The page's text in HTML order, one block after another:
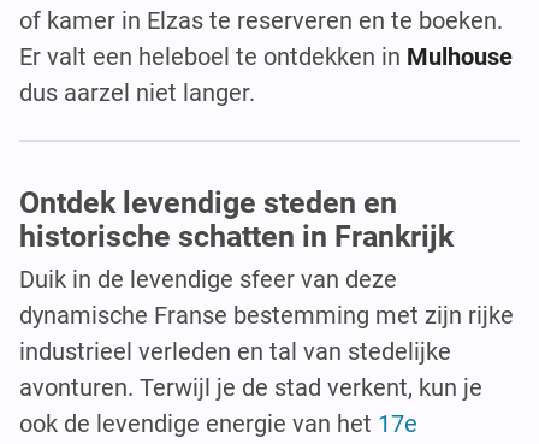
of kamer in Elzas te reserveren en te boeken.
Er valt een heleboel te ontdekken in Mulhouse
dus aarzel niet langer.
Ontdek levendige steden en
historische schatten in Frankrijk
Duik in de levendige sfeer van deze
dynamische Franse bestemming met zijn rijke
industrieel verleden en tal van stedelijke
avonturen. Terwijl je de stad verkent, kun je
ook de levendige energie van het 17e